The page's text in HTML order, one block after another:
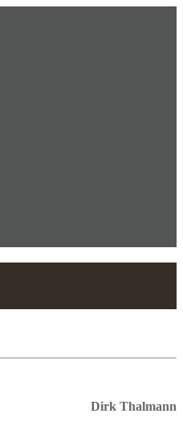
Dirk Thalmann